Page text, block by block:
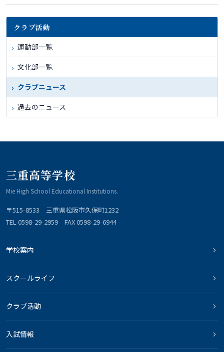
クラブ活動
運動部一覧
文化部一覧
クラブニュース
過去のニュース
三重高等学校
Mie High School Educational Institutions.
〒515-8533 三重県松阪市久保町1232
TEL 0598-29-2959 FAX 0598-29-6944
学校案内
スクールライフ
クラブ活動
入試情報